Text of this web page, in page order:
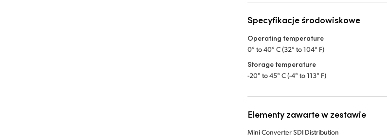
Specyfikacje środowiskowe
Operating temperature
0° to 40° C (32° to 104° F)
Storage temperature
-20° to 45° C (-4° to 113° F)
Elementy zawarte w zestawie
Mini Converter SDI Distribution